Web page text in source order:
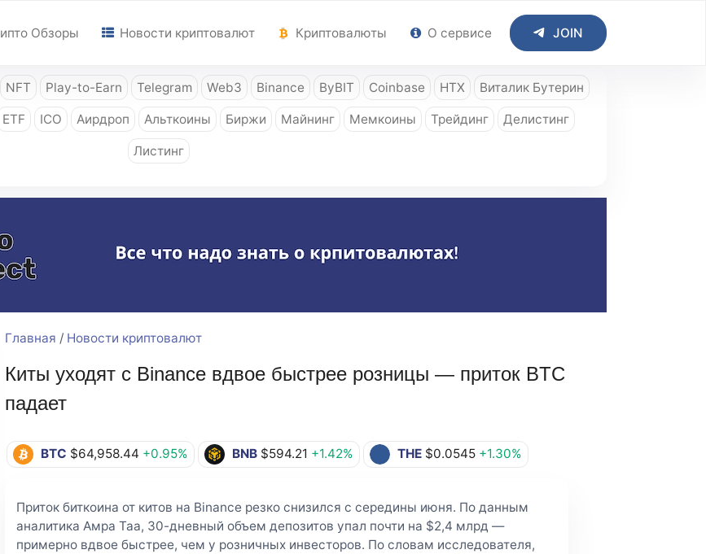
Обзоры Новости криптовалют Криптовалюты О сервисе JOIN
NFT Play-to-Earn Telegram Web3 Binance ByBIT Coinbase HTX Виталик Бутерин
ETF ICO Аирдроп Альткоины Биржи Майнинг Мемкоины Трейдинг Делистинг
Листинг
Главная / Новости криптовалют
Киты уходят с Binance вдвое быстрее розницы — приток BTC
падает
BTC $64,958.44 +0.95% BNB $594.21 +1.42% THE $0.0545 +1.30%
Приток биткоина от китов на Binance резко снизился с середины июня. По данным
аналитика Амра Таа, 30-дневный объем депозитов упал почти на $2,4 млрд —
примерно вдвое быстрее, чем у розничных инвесторов. По словам исследователя,